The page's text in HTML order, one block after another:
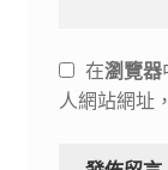
在瀏覽器
人網站網址